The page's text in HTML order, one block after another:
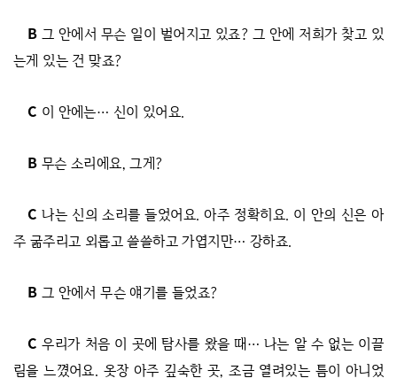
B 그 안에서 무슨 일이 벌어지고 있죠? 그 안에 저희가 찾고 있
는게 있는 건 맞죠?
C 이 안에는… 신이 있어요.
B 무슨 소리에요, 그게?
C 나는 신의 소리를 들었어요. 아주 정확히요. 이 안의 신은 아
주 굶주리고 외롭고 쓸쓸하고 가엽지만… 강하죠.
B 그 안에서 무슨 얘기를 들었죠?
C 우리가 처음 이 곳에 탐사를 왔을 때… 나는 알 수 없는 이끌
림을 느꼈어요. 옷장 아주 깊숙한 곳, 조금 열려있는 틈이 아니었